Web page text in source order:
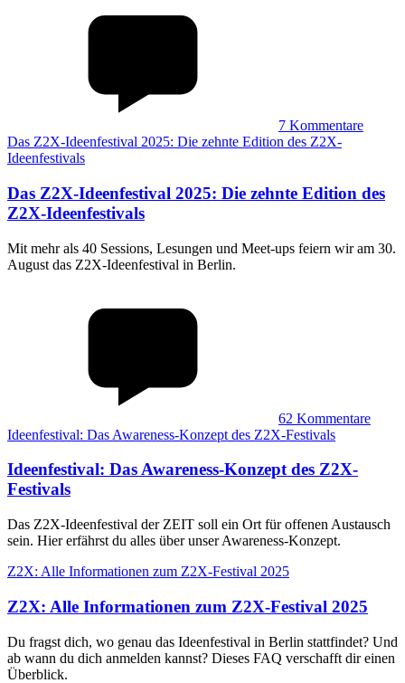
7 Kommentare
Das Z2X-Ideenfestival 2025: Die zehnte Edition des Z2X-
Ideenfestivals
Das Z2X-Ideenfestival 2025: Die zehnte Edition des
Z2X-Ideenfestivals
Mit mehr als 40 Sessions, Lesungen und Meet-ups feiern wir am 30.
August das Z2X-Ideenfestival in Berlin.
62 Kommentare
Ideenfestival: Das Awareness-Konzept des Z2X-Festivals
Ideenfestival: Das Awareness-Konzept des Z2X-
Festivals
Das Z2X-Ideenfestival der ZEIT soll ein Ort für offenen Austausch
sein. Hier erfährst du alles über unser Awareness-Konzept.
Z2X: Alle Informationen zum Z2X-Festival 2025
Z2X: Alle Informationen zum Z2X-Festival 2025
Du fragst dich, wo genau das Ideenfestival in Berlin stattfindet? Und
ab wann du dich anmelden kannst? Dieses FAQ verschafft dir einen
Überblick.